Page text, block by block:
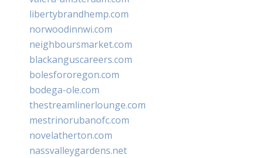
libertybrandhemp.com
norwoodinnwi.com
neighboursmarket.com
blackanguscareers.com
bolesfororegon.com
bodega-ole.com
thestreamlinerlounge.com
mestrinorubanofc.com
novelatherton.com
nassvalleygardens.net